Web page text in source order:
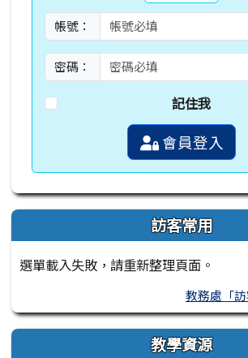
帳號：
密碼：
記住我
會員登入
訪客常用
選單載入失敗，請重新整理頁面。
教務處「
教學資源